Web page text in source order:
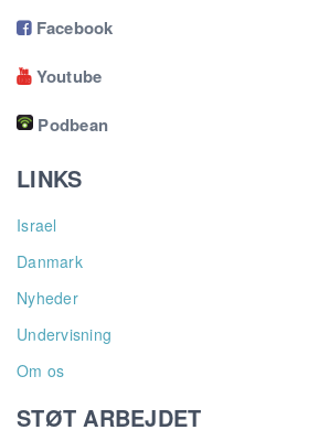
Facebook
Youtube
Podbean
LINKS
Israel
Danmark
Nyheder
Undervisning
Om os
STØT ARBEJDET